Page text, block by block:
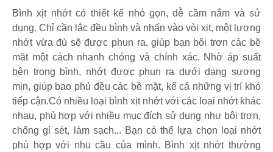
Bình xịt nhớt có thiết kế nhỏ gọn, dễ cầm nắm và sử
dụng. Chỉ cần lắc đều bình và nhấn vào vòi xịt, một lượng
nhớt vừa đủ sẽ được phun ra, giúp bạn bôi trơn các bề
mặt một cách nhanh chóng và chính xác. Nhờ áp suất
bên trong bình, nhớt được phun ra dưới dạng sương
mịn, giúp bao phủ đều các bề mặt, kể cả những vị trí khó
tiếp cận.Có nhiều loại bình xịt nhớt với các loại nhớt khác
nhau, phù hợp với nhiều mục đích sử dụng như bôi trơn,
chống gỉ sét, làm sạch... Bạn có thể lựa chọn loại nhớt
phù hợp với nhu cầu của mình. Bình xịt nhớt thường